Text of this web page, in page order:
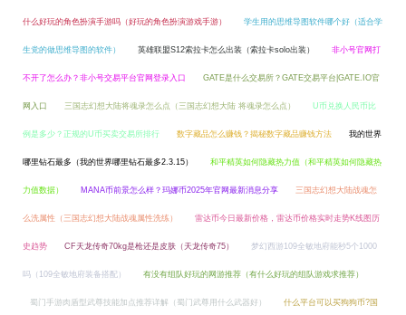
什么好玩的角色扮演手游吗（好玩的角色扮演游戏手游） 学生用的思维导图软件哪个好（适合学
生党的做思维导图的软件） 英雄联盟S12索拉卡怎么出装（索拉卡solo出装） 非小号官网打
不开了怎么办？非小号交易平台官网登录入口 GATE是什么交易所？GATE交易平台|GATE.IO官
网入口 三国志幻想大陆将魂录怎么点（三国志幻想大陆 将魂录怎么点） U币兑换人民币比
例是多少？正规的U币买卖交易所排行 数字藏品怎么赚钱？揭秘数字藏品赚钱方法 我的世界
哪里钻石最多（我的世界哪里钻石最多2.3.15） 和平精英如何隐藏热力值（和平精英如何隐藏热
力值数据） MANA币前景怎么样？玛娜币2025年官网最新消息分享 三国志幻想大陆战魂怎
么洗属性（三国志幻想大陆战魂属性洗练） 雷达币今日最新价格，雷达币价格实时走势K线图历
史趋势 CF天龙传奇70kg是枪还是皮肤（天龙传奇75） 梦幻西游109全敏地府能秒5个1000
吗（109全敏地府装备搭配） 有没有组队好玩的网游推荐（有什么好玩的组队游戏求推荐）
蜀门手游肉盾型武尊技能加点推荐详解（蜀门武尊用什么武器好） 什么平台可以买狗狗币?国